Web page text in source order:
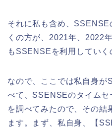
それに私も含め、
くの方が、2021年、2022
もSSENSEを利用していく
なので、ここでは私自身が
べて、SSENSEのタイム
を調べてみたので、その結
ます。まず、私自身、【